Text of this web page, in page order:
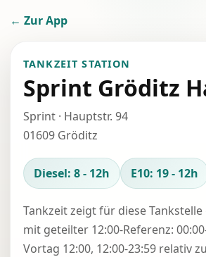
← Zur App
TANKZEIT STATION
Sprint Gröditz
Sprint · Hauptstr. 94
01609 Gröditz
Diesel: 8 - 12h E10: 19 - 12h
Tankzeit zeigt für diese
mit geteilter 12:00-Referenz:
Vortag 12:00, 12:00-23:59 relativ